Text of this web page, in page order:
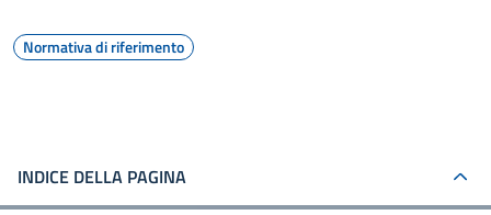
Normativa di riferimento
INDICE DELLA PAGINA